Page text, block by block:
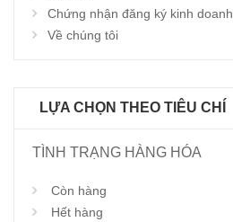
Chứng nhận đăng ký kinh doanh
Về chúng tôi
LỰA CHỌN THEO TIÊU CHÍ
TÌNH TRẠNG HÀNG HÓA
Còn hàng
Hết hàng